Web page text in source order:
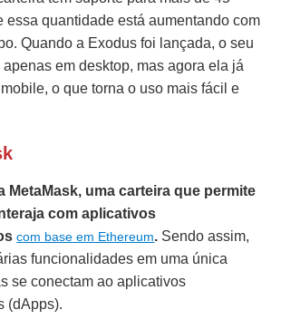
essa quantidade está aumentando com
Quando a Exodus foi lançada, o seu
em desktop, mas agora ela já
o que torna o uso mais fácil e
MetaMask, uma carteira que permite
com aplicativos
com base em Ethereum. Sendo assim,
funcionalidades em uma única
se conectam ao aplicativos
(dApps).